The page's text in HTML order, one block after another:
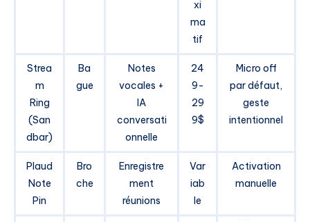
xi
ma
tif
Strea
m
Ring
(San
dbar)
Ba
gue
Notes
vocales +
IA
conversati
onnelle
24
9-
29
9$
Micro off
par défaut,
geste
intentionnel
Plaud
Note
Pin
Bro
che
Enregistre
ment
réunions
Var
iab
le
Activation
manuelle